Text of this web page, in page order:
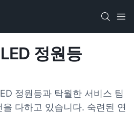
정원등
정원등과 탁월한 서비스 팀
다하고 있습니다. 숙련된 연